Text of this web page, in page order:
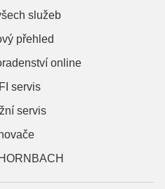
služeb
přehled
online
servis
servis